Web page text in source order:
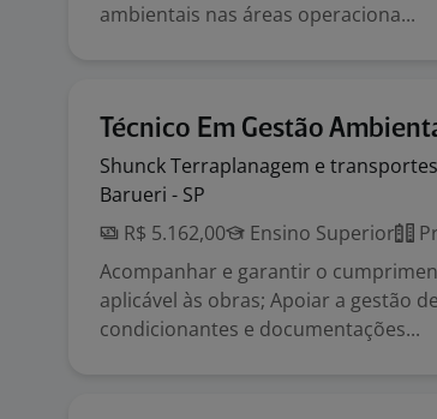
ambientais nas áreas operaciona...
Técnico Em Gestão
Shunck Terraplanagem e transportes
Barueri - SP
R$ 5.162,00
Ensino Superior
Acompanhar e garantir o
aplicável às obras; Apoiar a gestão
condicionantes e documentações...